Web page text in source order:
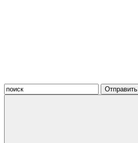
Отправить